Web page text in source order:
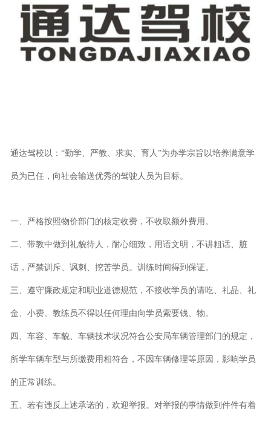
通达驾校以：“勤学、严教、求实、育人”为办学宗旨以培养满意学
员为已任，向社会输送优秀的驾驶人员为目标。
一、严格按照物价部门的核定收费，不收取额外费用。
二、带教中做到礼貌待人，耐心细致，用语文明，不讲粗话、脏
话，严禁训斥、讽刺、挖苦学员。训练时间得到保证。
三、遵守廉政规定和职业道德规范，不接收学员的请吃、礼品、礼
金、小费。教练员不得以任何理由向学员索要钱、物。
四、车容、车貌、车辆技术状况符合公安局车辆管理部门的规定，
所学车辆车型与所缴费用相符合，不因车辆修理等原因，影响学员
的正常训练。
五、若有违反上述承诺的，欢迎举报。对举报的事情做到件件有着